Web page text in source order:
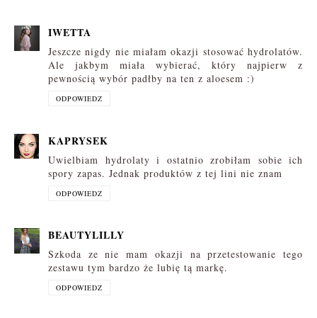
IWETTA
Jeszcze nigdy nie miałam okazji stosować hydrolatów.
Ale jakbym miała wybierać, który najpierw z
pewnością wybór padłby na ten z aloesem :)
ODPOWIEDZ
KAPRYSEK
Uwielbiam hydrolaty i ostatnio zrobiłam sobie ich
spory zapas. Jednak produktów z tej lini nie znam
ODPOWIEDZ
BEAUTYLILLY
Szkoda ze nie mam okazji na przetestowanie tego
zestawu tym bardzo że lubię tą markę.
ODPOWIEDZ